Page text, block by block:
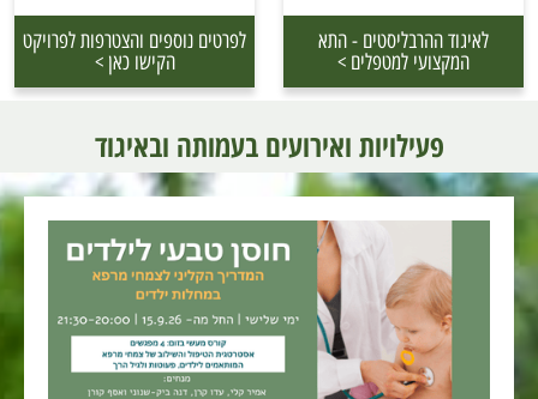
לאיגוד ההרבליסטים - התא
המקצועי למטפלים >
לפרטים נוספים והצטרפות לפרויקט
הקישו כאן >
פעילויות ואירועים בעמותה ובאיגוד